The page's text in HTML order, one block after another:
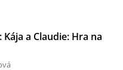
a Claudie: Hra na